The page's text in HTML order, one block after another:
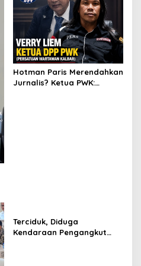
Hotman Paris Merendahkan
Jurnalis? Ketua PWK:
Terciduk, Diduga
Kendaraan Pengangkut